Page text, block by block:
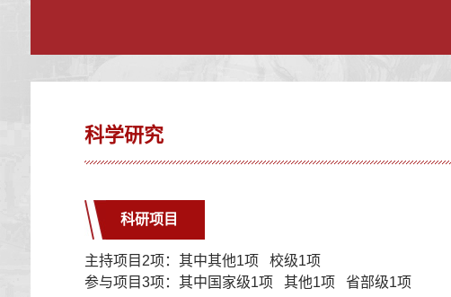
科学研究
科研项目
主持项目2项：其中其他1项 校级1项
参与项目3项：其中国家级1项 其他1项 省部级1项